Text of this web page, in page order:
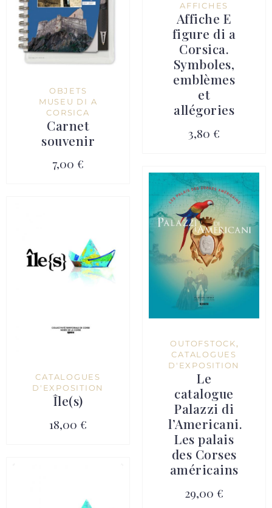
AFFICHES
Affiche E
figure di a
Corsica.
Symboles,
emblèmes
et
allégories
3,80 €
OBJETS
MUSEU DI A
CORSICA
Carnet
souvenir
7,00 €
OUTOFSTOCK,
CATALOGUES
D'EXPOSITION
Le
catalogue
Palazzi di
l’Americani.
Les palais
des Corses
américains
29,00 €
CATALOGUES
D'EXPOSITION
Île(s)
18,00 €